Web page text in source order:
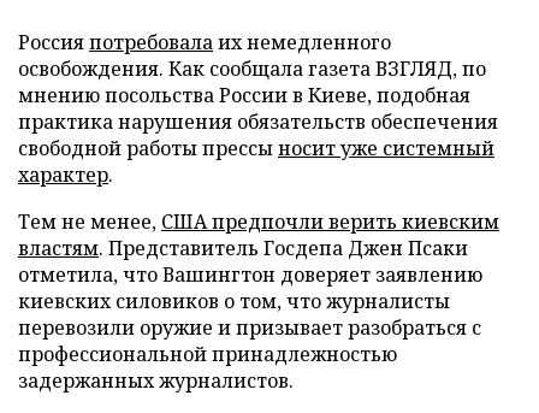
Россияпотребовалаих немедленного
освобождения. Как сообщала газета ВЗГЛЯД, по
мнению посольства России в Киеве, подобная
практика нарушения обязательств обеспечения
свободной работы прессыносит уже системный
характер.
Тем не менее, США предпочли верить киевским
властям. Представитель Госдепа Джен Псаки
отметила, что Вашингтон доверяет заявлению
киевских силовиков о том, что журналисты
перевозили оружие и призывает разобраться с
профессиональной принадлежностью
задержанных журналистов.